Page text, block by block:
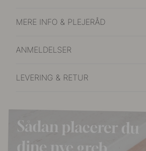
MERE INFO & PLEJERÅD
ANMELDELSER
LEVERING & RETUR